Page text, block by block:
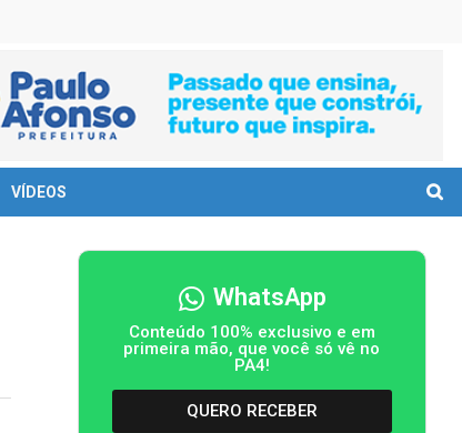
VÍDEOS
WhatsApp
Conteúdo 100% exclusivo e em
primeira mão, que você só vê no
PA4!
QUERO RECEBER